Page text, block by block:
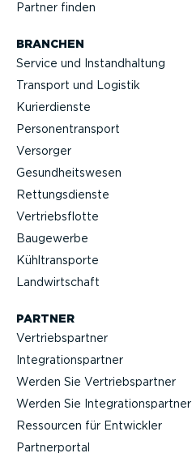
Partner finden
BRANCHEN
Service und Instand­haltung
Transport und Logistik
Kurier­dienste
Perso­nen­transport
Versorger
Gesund­heits­wesen
Rettungs­dienste
Vertriebs­flotte
Baugewerbe
Kühltrans­porte
Landwirt­schaft
PARTNER
Vertriebs­partner
Integra­ti­ons­partner
Werden Sie Vertriebs­partner
Werden Sie Integra­ti­ons­partner
Ressourcen für Entwickler
Partner­portal